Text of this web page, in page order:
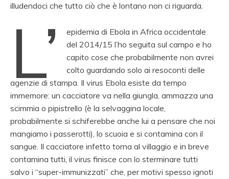
illudendoci che tutto ciò che è lontano non ci riguarda.
L’
epidemia di Ebola in Africa occidentale
del 2014/15 l’ho seguita sul campo e ho
capito cose che probabilmente non avrei
colto guardando solo ai resoconti delle
agenzie di stampa. Il virus Ebola esiste da tempo
immemore: un cacciatore va nella giungla, ammazza una
scimmia o pipistrello (è la selvaggina locale,
probabilmente si schiferebbe anche lui a pensare che noi
mangiamo i passerotti), lo scuoia e si contamina con il
sangue. Il cacciatore infetto torna al villaggio e in breve
contamina tutti, il virus finisce con lo sterminare tutti
salvo i “super-immunizzati” che, per motivi spesso ignoti